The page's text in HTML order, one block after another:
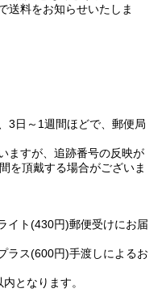
送料をお知らせいたしま
3日～1週間ほどで、郵便局
ますが、追跡番号の反映が
を頂戴する場合がございま
イト(430円)郵便受けにお届
ラス(600円)手渡しによるお
となります。